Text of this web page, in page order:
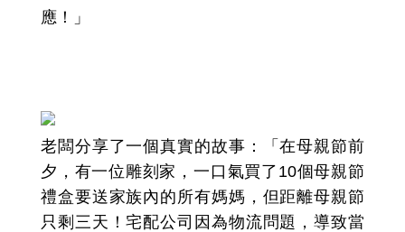
應！」
老闆分享了一個真實的故事：「在母親節前
夕，有一位雕刻家，一口氣買了10個母親節
禮盒要送家族內的所有媽媽，但距離母親節
只剩三天！宅配公司因為物流問題，導致當